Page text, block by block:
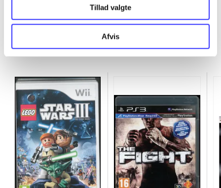
Tillad valgte
Afvis
Minder om